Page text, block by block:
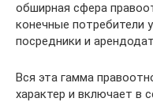
обширная сфера
конечные потребители
посредники и
Вся эта гамма
характер и включает в